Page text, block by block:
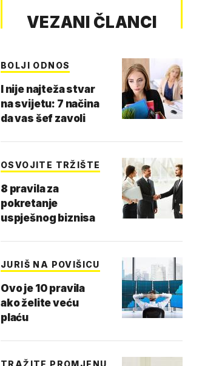
VEZANI ČLANCI
BOLJI ODNOS
I nije najteža stvar
na svijetu: 7 načina
da vas šef zavoli
OSVOJITE TRŽIŠTE
8 pravila za
pokretanje
uspješnog biznisa
JURIŠ NA POVIŠICU
Ovo je 10 pravila
ako želite veću
plaću
TRAŽITE PROMJENU